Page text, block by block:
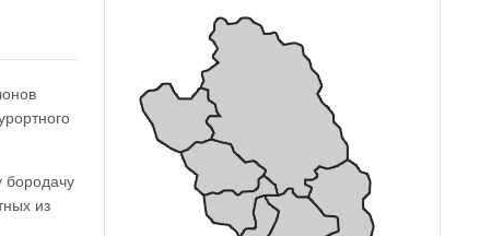
бородачу
из